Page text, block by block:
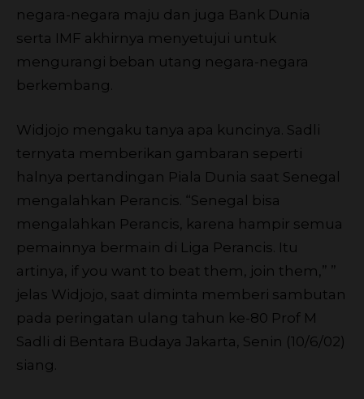
negara-negara maju dan juga Bank Dunia
serta IMF akhirnya menyetujui untuk
mengurangi beban utang negara-negara
berkembang.
Widjojo mengaku tanya apa kuncinya. Sadli
ternyata memberikan gambaran seperti
halnya pertandingan Piala Dunia saat Senegal
mengalahkan Perancis. “Senegal bisa
mengalahkan Perancis, karena hampir semua
pemainnya bermain di Liga Perancis. Itu
artinya, if you want to beat them, join them,” ”
jelas Widjojo, saat diminta memberi sambutan
pada peringatan ulang tahun ke-80 Prof M
Sadli di Bentara Budaya Jakarta, Senin (10/6/02)
siang.